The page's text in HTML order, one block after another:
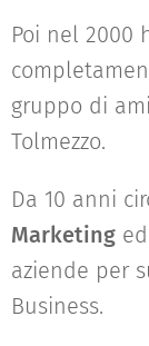
Poi nel 2000
gruppo di
Tolmezzo.
Da 10 anni
Marketing
aziende per
Business.